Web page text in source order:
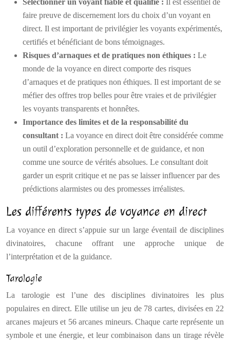
Sélectionner un voyant fiable et qualifié : Il est essentiel de
faire preuve de discernement lors du choix d’un voyant en
direct. Il est important de privilégier les voyants expérimentés,
certifiés et bénéficiant de bons témoignages.
Risques d’arnaques et de pratiques non éthiques : Le
monde de la voyance en direct comporte des risques
d’arnaques et de pratiques non éthiques. Il est important de se
méfier des offres trop belles pour être vraies et de privilégier
les voyants transparents et honnêtes.
Importance des limites et de la responsabilité du
consultant : La voyance en direct doit être considérée comme
un outil d’exploration personnelle et de guidance, et non
comme une source de vérités absolues. Le consultant doit
garder un esprit critique et ne pas se laisser influencer par des
prédictions alarmistes ou des promesses irréalistes.
Les différents types de voyance en direct
La voyance en direct s’appuie sur un large éventail de disciplines
divinatoires, chacune offrant une approche unique de
l’interprétation et de la guidance.
Tarologie
La tarologie est l’une des disciplines divinatoires les plus
populaires en direct. Elle utilise un jeu de 78 cartes, divisées en 22
arcanes majeurs et 56 arcanes mineurs. Chaque carte représente un
symbole et une énergie, et leur combinaison dans un tirage révèle